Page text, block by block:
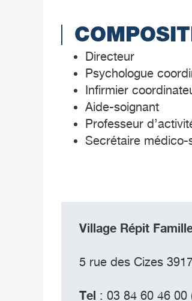
Directeur
Psychologue
Infirmier
Aide-soignant
Professeur
Secrétaire médico-
Village Répit
5 rue des Cizes
Tel : 03 84 60 46